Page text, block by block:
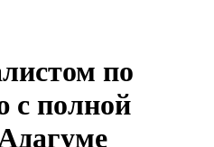
по
с полной